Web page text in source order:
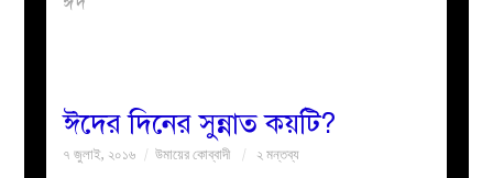
নারীদের
পাতা
ঈদের দিনের সুন্নাত কয়টি?
৭ জুলাই, ২০১৬ উমায়ের কোব্বাদী ২ মন্তব্য